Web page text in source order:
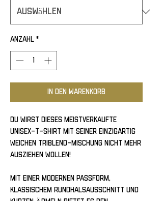
Anzahl *
In den Warenkorb
Du wirst dieses meistverkaufte
Unisex-T-Shirt mit seiner einzigartig
weichen Triblend-Mischung nicht mehr
ausziehen wollen!
Mit einer modernen Passform,
klassischem Rundhalsausschnitt und